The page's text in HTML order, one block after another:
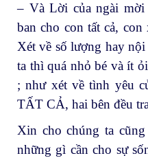
– Và Lời của ngài
ban cho con tất cả,
Xét về số lượng hay
ta thì quá nhỏ bé và ít
; như xét về tình yêu
TẤT CẢ, hai bên đều
Xin cho chúng ta
những gì cần cho sự